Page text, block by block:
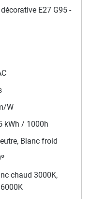
E27 G95 -
W
kWh / 1000h
Blanc froid
chaud 3000K,